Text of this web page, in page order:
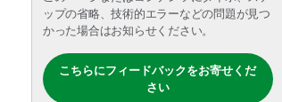
ップの省略、技術的エラーなどの問題が見つ
かった場合はお知らせください。
こちらにフィードバックをお寄せくだ
さい